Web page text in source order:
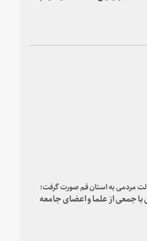
مردمی به استان قم صورت گرفت؛
با جمعی از علما و اعضای جامعه